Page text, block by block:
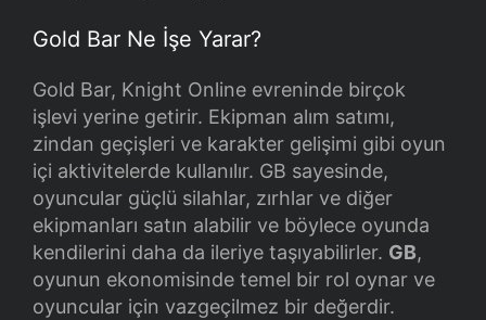
Gold Bar Ne İşe Yarar?
Gold Bar, Knight Online evreninde birçok
işlevi yerine getirir. Ekipman alım satımı,
zindan geçişleri ve karakter gelişimi gibi oyun
içi aktivitelerde kullanılır. GB sayesinde,
oyuncular güçlü silahlar, zırhlar ve diğer
ekipmanları satın alabilir ve böylece oyunda
kendilerini daha da ileriye taşıyabilirler. GB,
oyunun ekonomisinde temel bir rol oynar ve
oyuncular için vazgeçilmez bir değerdir.